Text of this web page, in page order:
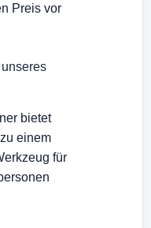
Preis vor
bietet
einem
für